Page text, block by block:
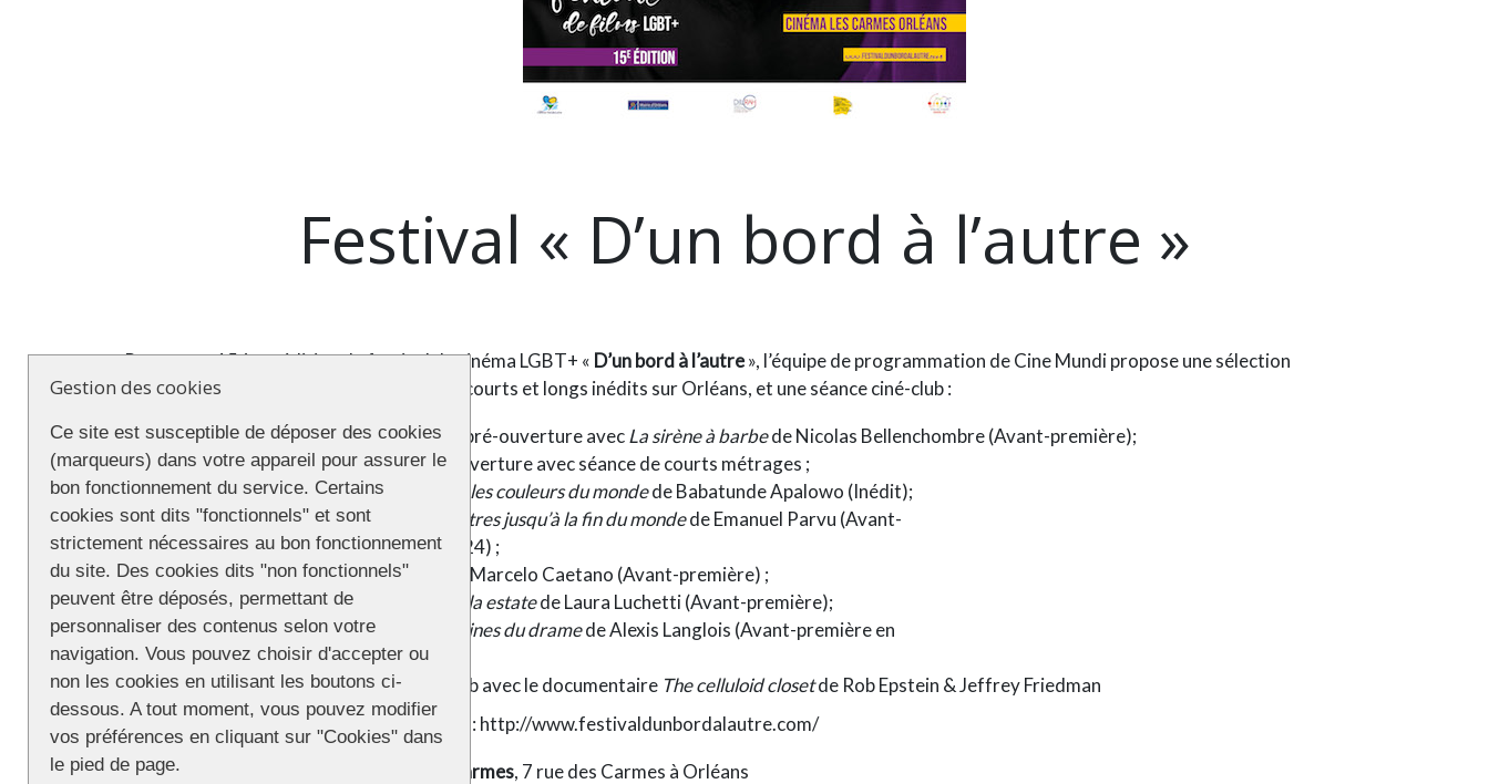
Festival « D’un bord à l’autre »
Pour cette 15 ème édition du festival de cinéma LGBT+ « D’un bord à l’autre», l’équipe de programmation de Cine Mundi propose une sélection
internationale avec sept séances de films courts et longs inédits sur Orléans, et une séance ciné-club :
vendredi 26/09 à 19h30 : séance de pré-ouverture avecLa sirène à barbede Nicolas Bellenchombre (Avant-première);
vendredi 27/09 à 19h30 : soirée d’ouverture avec séance de courts métrages ;
vendredi 27/09 à 21h30 : film
Toutes les couleurs du mondede Babatunde Apalowo (Inédit);
samedi 28/09 à 18h00 : film
3 kilomètres jusqu’à la fin du mondede Emanuel Parvu (Avant-
première – Queer Palm – Cannes 2024) ;
samedi 28/09 à 21h00 : filmBaby
de Marcelo Caetano (Avant-première) ;
dimanche 29/09 à 16h00 : film
La bella estatede Laura Luchetti (Avant-première);
dimanche 29/09 à 18h00 : film
Les reines du dramede Alexis Langlois (Avant-première en
présence du réalisateur)
lundi 30/09 à 19h30 : séance ciné-club avec le documentaire The celluloid closetde Rob Epstein & Jeffrey Friedman
Programme complet sur le site du festival : http://www.festivaldunbordalautre.com/
Les séances se déroulent au cinéma Les Carmes, 7 rue des Carmes à Orléans
Gestion des cookies
Ce site est susceptible de déposer des cookies
(marqueurs) dans votre appareil pour assurer le
bon fonctionnement du service. Certains
cookies sont dits "fonctionnels" et sont
strictement nécessaires au bon fonctionnement
du site. Des cookies dits "non fonctionnels"
peuvent être déposés, permettant de
personnaliser des contenus selon votre
navigation. Vous pouvez choisir d'accepter ou
non les cookies en utilisant les boutons ci-
dessous. A tout moment, vous pouvez modifier
vos préférences en cliquant sur "Cookies" dans
le pied de page.